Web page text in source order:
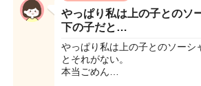
やっぱり私は上の子とのソ
下の子だと…
やっぱり私は上の子とのソー
とそれがない。
本当ごめん…